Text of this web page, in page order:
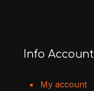
Info Account
My account